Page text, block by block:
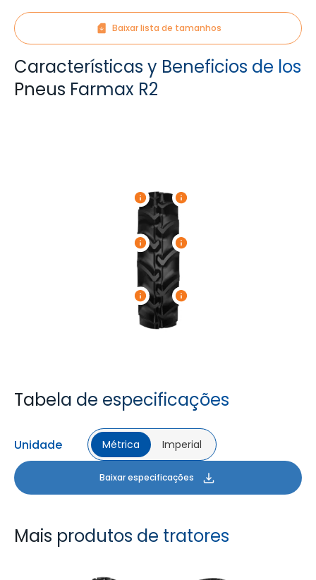
Baixar lista de tamanhos
Características y Beneficios de los
Pneus Farmax R2
Tabela de especificações
Unidade Métrica Imperial
Baixar especificações
Mais produtos de tratores